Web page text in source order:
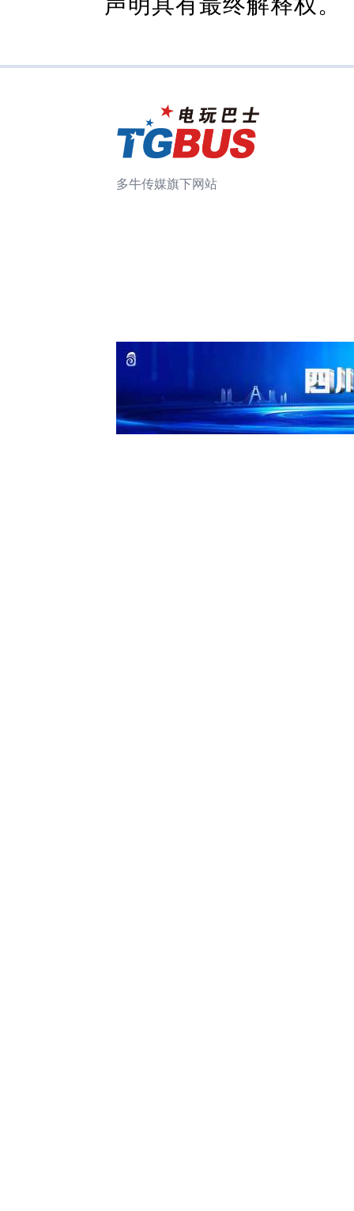
多牛传媒旗下网站